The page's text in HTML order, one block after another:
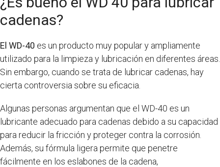
cadenas?
El WD-40 es un producto muy popular y ampliamente
utilizado para la limpieza y lubricación en diferentes áreas.
Sin embargo, cuando se trata de lubricar cadenas, hay
cierta controversia sobre su eficacia.
Algunas personas argumentan que el WD-40 es un
lubricante adecuado para cadenas debido a su capacidad
para reducir la fricción y proteger contra la corrosión.
Además, su fórmula ligera permite que penetre
fácilmente en los eslabones de la cadena,